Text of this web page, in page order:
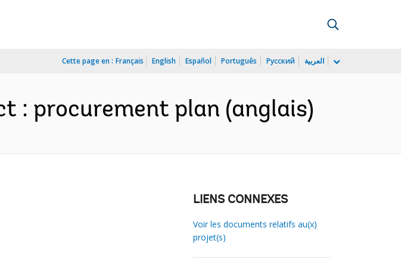
Cette page en : Français English Español Português Русский العربية
: procurement plan (anglais)
LIENS CONNEXES
Voir les documents relatifs au(x)
projet(s)